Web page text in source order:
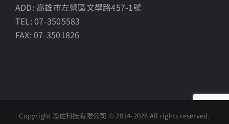
ADD: 高雄市左營區文學路457-1號
TEL: 07-3505583
FAX: 07-3501826
Copyright 恩佐科技有限公司 © 2014-2026 All rights reserved.